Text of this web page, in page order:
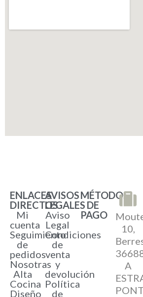
ENLACES
DIRECTOS
Mi
cuenta
Seguimiento
de
pedidos
Nosotras
Alta
Cocina
Diseño
AVISOS
LEGALES
Aviso
Legal
Condiciones
de
venta
y
devolución
Política
de
MÉTODOS
DE
PAGO
10,
A